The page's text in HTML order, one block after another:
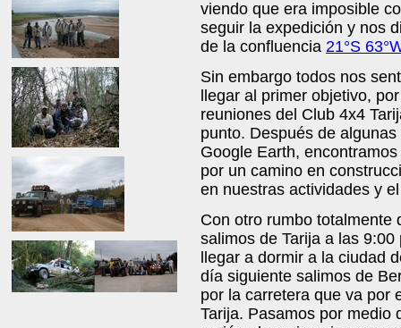
viendo que era imposible
seguir la expedición y nos
de la confluencia 21°S
Sin embargo todos nos
llegar al primer objetivo,
reuniones del Club 4x4
punto. Después de
Google Earth,
por un camino en
en nuestras actividades y
Con otro rumbo totalmente
salimos de Tarija a las
llegar a dormir a la ciudad
día siguiente salimos de
por la carretera que va por
Tarija. Pasamos por medio